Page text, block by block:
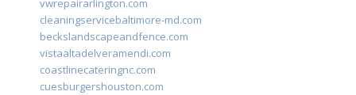
vwrepairarlington.com
cleaningservicebaltimore-md.com
beckslandscapeandfence.com
vistaaltadelveramendi.com
coastlinecateringnc.com
cuesburgershouston.com